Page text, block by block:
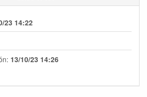
23 14:22
13/10/23 14:26